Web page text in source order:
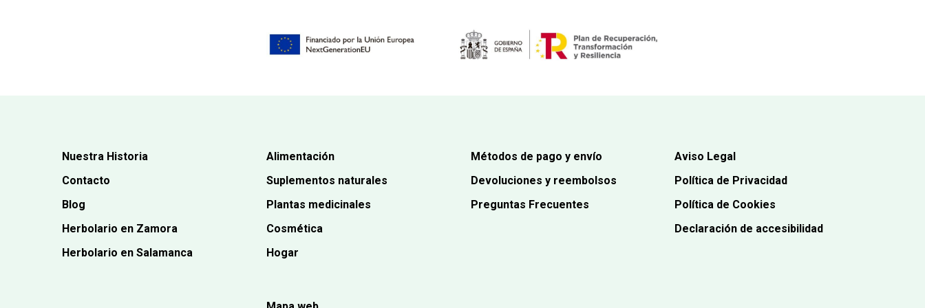
Nuestra Historia
Contacto
Blog
Herbolario en Zamora
Herbolario en Salamanca
Alimentación
Suplementos naturales
Plantas medicinales
Cosmética
Hogar
Métodos de pago y envío
Devoluciones y reembolsos
Preguntas Frecuentes
Aviso Legal
Política de Privacidad
Política de Cookies
Declaración de accesibilidad